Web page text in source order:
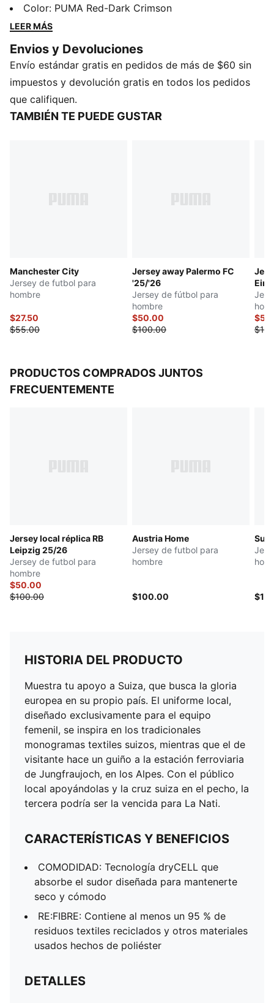
exclusivamente para el equipo femenil, se inspira en
los tradicionales monogramas textiles suizos, mientras
ferroviaria de Jungfraujoch, en los Alpes. Con el
público local apoyándolas y la cruz suiza en el pecho,
la tercera podría ser la vencida para La Nati.
CARACTERÍSTICAS Y BENEFICIOS
COMODIDAD: Tecnología dryCELL que absorbe el
los paneles laterales
Tejido jacquard en la parte delantera, panel posterior
y mangas que ofrecen una sensación premium
Ícono PUMA Cat al lado derecho del pecho
Insignia de BVB ubicada en el lado izquierdo del
Color: PUMA Red-Dark Crimson
LEER MÁS
Envios y Devoluciones
Envío estándar gratis en pedidos de más de $60 sin
impuestos y devolución gratis en todos los pedidos
que califiquen.
TAMBIÉN TE PUEDE GUSTAR
Manchester City
Jersey de futbol para
hombre
$27.50
$55.00
Jersey away Palermo FC
'25/'26
Jersey de fútbol para
hombre
$50.00
$100.00
PRODUCTOS COMPRADOS JUNTOS
FRECUENTEMENTE
Jersey local réplica RB
Leipzig 25/26
Jersey de futbol para
hombre
$50.00
$100.00
Austria Home
Jersey de futbol para
hombre
$100.00
HISTORIA DEL PRODUCTO
Muestra tu apoyo a Suiza, que busca la gloria
europea en su propio país. El uniforme local,
diseñado exclusivamente para el equipo
femenil, se inspira en los tradicionales
monogramas textiles suizos, mientras que el de
visitante hace un guiño a la estación ferroviaria
de Jungfraujoch, en los Alpes. Con el público
local apoyándolas y la cruz suiza en el pecho, la
tercera podría ser la vencida para La Nati.
CARACTERÍSTICAS Y BENEFICIOS
COMODIDAD: Tecnología dryCELL que
absorbe el sudor diseñada para mantenerte
seco y cómodo
RE:FIBRE: Contiene al menos un 95 % de
residuos textiles reciclados y otros materiales
usados hechos de poliéster
DETALLES